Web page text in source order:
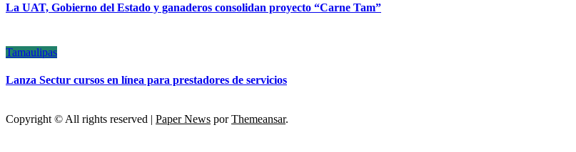
La UAT, Gobierno del Estado y ganaderos consolidan proyecto “Carne Tam”
Tamaulipas
Lanza Sectur cursos en línea para prestadores de servicios
Copyright © All rights reserved | Paper News porThemeansar.